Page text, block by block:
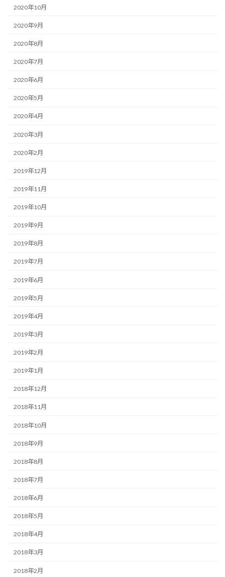
2020年10月
2020年9月
2020年8月
2020年7月
2020年6月
2020年5月
2020年4月
2020年3月
2020年2月
2019年12月
2019年11月
2019年10月
2019年9月
2019年8月
2019年7月
2019年6月
2019年5月
2019年4月
2019年3月
2019年2月
2019年1月
2018年12月
2018年11月
2018年10月
2018年9月
2018年8月
2018年7月
2018年6月
2018年5月
2018年4月
2018年3月
2018年2月